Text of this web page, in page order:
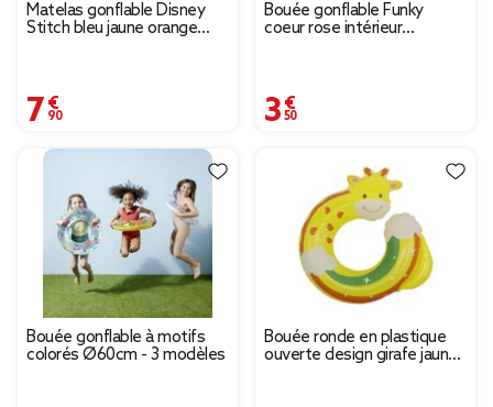
Matelas gonflable Disney
Stitch bleu jaune orange
7,90 €
Bouée gonflable Funky
coeur rose intérieur
3,50 €
Bouée gonflable à motifs
colorés Ø60cm - 3 modèles
Bouée ronde en plastique
ouverte design girafe jaune